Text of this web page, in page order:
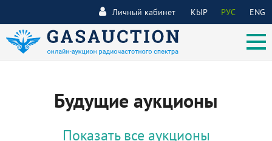
КЫР РУС ENG
Личный кабинет
Будущие аукционы
Показать все аукционы